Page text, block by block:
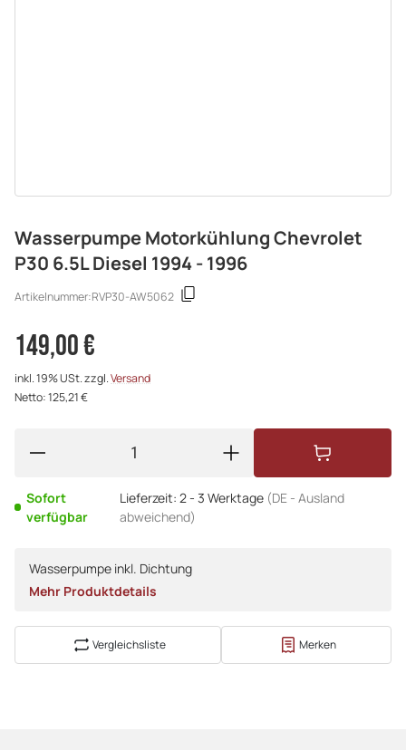
Wasserpumpe Motorkühlung Chevrolet
P30 6.5L Diesel 1994 - 1996
Artikelnummer:RVP30-AW5062
149,00 €
inkl. 19% USt. zzgl.Versand
Netto: 125,21 €
Sofort
verfügbar
Lieferzeit: 2 - 3 Werktage (DE - Ausland
abweichend)
Wasserpumpe inkl. Dichtung
Mehr Produktdetails
Vergleichsliste Merken